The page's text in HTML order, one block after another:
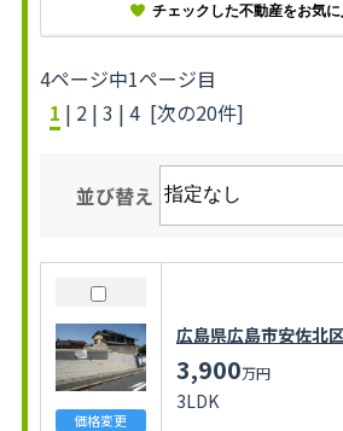
チェックした不動産をお気
4ページ中1ページ目
1 | 2 | 3 | 4 [次の20件]
並び替え
価格変更
広島県広島市安佐北
3,900万円
3LDK